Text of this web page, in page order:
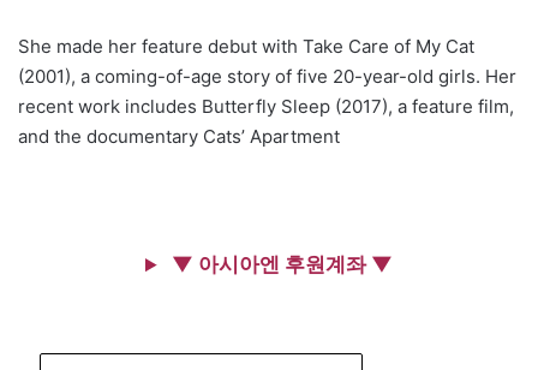
She made her feature debut with Take Care of My Cat
(2001), a coming-of-age story of five 20-year-old girls. Her
recent work includes Butterfly Sleep (2017), a feature film,
and the documentary Cats’ Apartment
▼ 아시아엔 후원계좌 ▼